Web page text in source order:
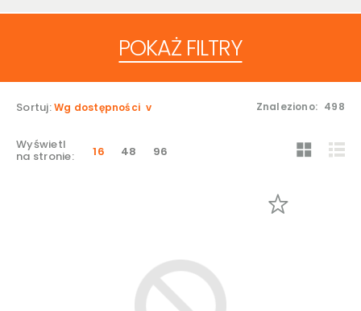
POKAŻ FILTRY
Sortuj:Wg dostępności Znaleziono: 498
Wyświetl
na stronie: 16 48 96